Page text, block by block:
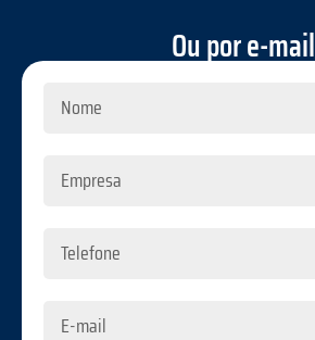
Ou por e-mail